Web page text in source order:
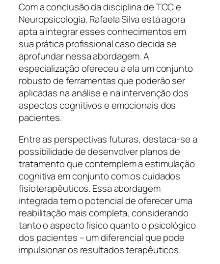
Com a conclusão da disciplina de TCC e
Neuropsicologia, Rafaela Silva está agora
apta a integrar esses conhecimentos em
sua prática profissional caso decida se
aprofundar nessa abordagem. A
especialização ofereceu a ela um conjunto
robusto de ferramentas que poderão ser
aplicadas na análise e na intervenção dos
aspectos cognitivos e emocionais dos
pacientes.
Entre as perspectivas futuras, destaca-se a
possibilidade de desenvolver planos de
tratamento que contemplem a estimulação
cognitiva em conjunto com os cuidados
fisioterapêuticos. Essa abordagem
integrada tem o potencial de oferecer uma
reabilitação mais completa, considerando
tanto o aspecto físico quanto o psicológico
dos pacientes – um diferencial que pode
impulsionar os resultados terapêuticos.